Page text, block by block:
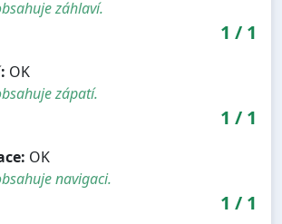
záhlaví.
1 / 1
OK
zápatí.
1 / 1
OK
navigaci.
1 / 1